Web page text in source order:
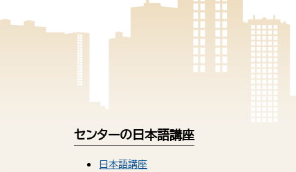
センターの日本語講座
日本語講座